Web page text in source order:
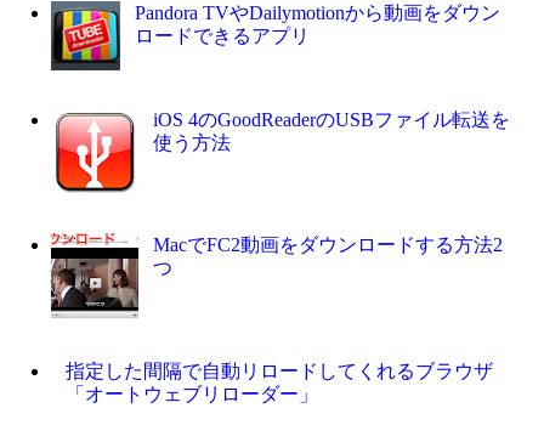
Pandora TVやDailymotionから動画をダウン
ロードできるアプリ
iOS 4のGoodReaderのUSBファイル転送を
使う方法
MacでFC2動画をダウンロードする方法2
つ
指定した間隔で自動リロードしてくれるブラウザ
「オートウェブリローダー」